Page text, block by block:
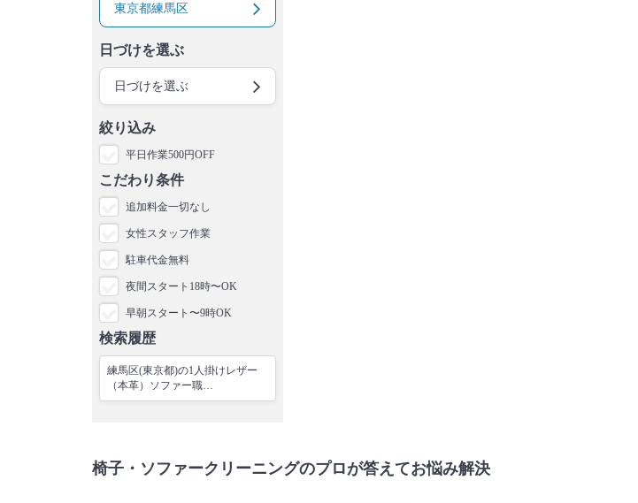
東京都練馬区
日づけを選ぶ
日づけを選ぶ
絞り込み
平日作業500円OFF
こだわり条件
追加料金一切なし
女性スタッフ作業
駐車代金無料
夜間スタート18時〜OK
早朝スタート〜9時OK
検索履歴
練馬区(東京都)の1人掛けレザー
（本革）ソファー職…
椅子・ソファークリーニングのプロが答えてお悩み解決